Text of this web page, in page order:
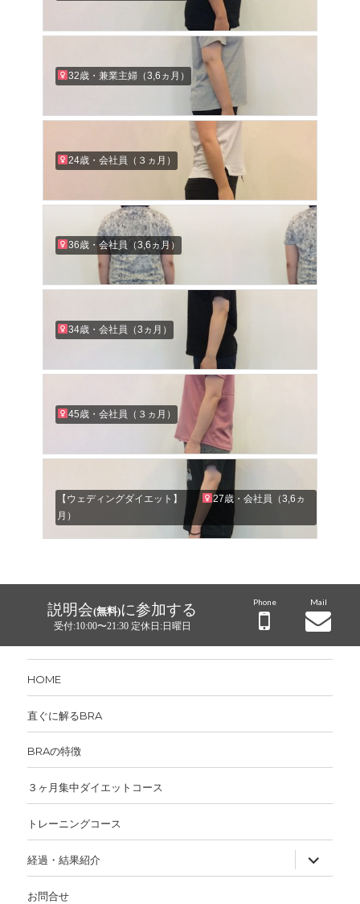
32歳・兼業主婦（3,6ヵ月）
24歳・会社員（３ヵ月）
36歳・会社員（3,6ヵ月）
34歳・会社員（3ヵ月）
45歳・会社員（３ヵ月）
【ウェディングダイエット】
27歳・会社員（3,6ヵ
月）
説明会(無料)に参加する
受付:10:00〜21:30 定休日:日曜日
Phone Mail
HOME
直ぐに解るBRA
BRAの特徴
３ヶ月集中ダイエットコース
トレーニングコース
経過・結果紹介
ブ
メ
お問合せ